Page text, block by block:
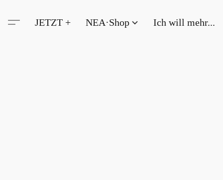
JETZT + NEA·Shop Ich will mehr...